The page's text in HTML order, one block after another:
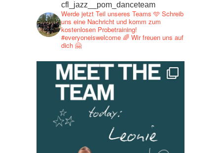
cfl_jazz__pom_danceteam
Werde jetzt Teil unseres Teams 🩵 Schreib
uns eine Nachricht und komm zum
kostenlosen Probetraining!
#everyoneiswelcome 🌈 Wir freuen uns auf
dich 🤗